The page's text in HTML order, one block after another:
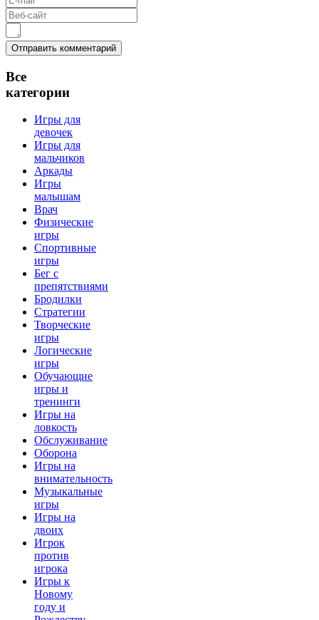
Все
категории
Игры для
девочек
Игры для
мальчиков
Аркады
Игры
малышам
Врач
Физические
игры
Спортивные
игры
Бег с
препятствиями
Бродилки
Стратегии
Творческие
игры
Логические
игры
Обучающие
игры и
тренинги
Игры на
ловкость
Обслуживание
Оборона
Игры на
внимательность
Музыкальные
игры
Игры на
двоих
Игрок
против
игрока
Игры к
Новому
году и